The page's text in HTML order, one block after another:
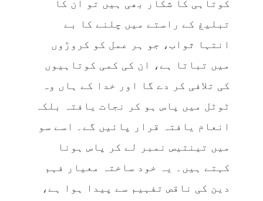
کوتاہی کا شکار بھی ہیں تو ان کا
تبلیغ کے راستے میں چلنے کا بے
انتہا ثواب، جو ہر عمل کو کروڑوں
میں تباتا ہے، ان کی کمی کوتاہیوں
کی تلافی کر دے گا اور خدا کے ہاں وہ
ٹوٹل میں پاس ہو کر نجات یافتہ بلکہ
انعام یافتہ قرار پائیں گے۔ اسے سو
میں تینتیس نمبر لے کر پاس ہونا
کہتے ہیں۔ یہ خود ساختہ معیار فہم
دین کی ناقص تفہیم سے پیدا ہوا ہے،